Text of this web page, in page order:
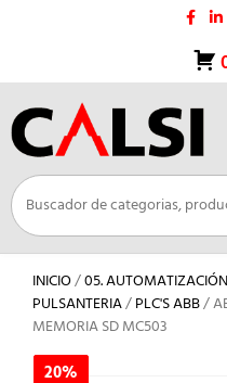
INICIO/05.
PULSANTERIA/PLC'S ABB/
MEMORIA SD MC503
20%
20%